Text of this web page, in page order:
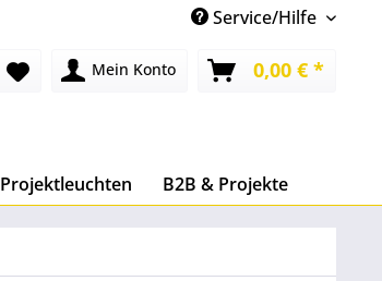
Service/Hilfe
Mein Konto 0,00 € *
Projektleuchten B2B & Projekte